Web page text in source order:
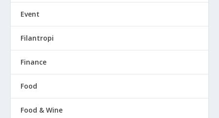
Event
Filantropi
Finance
Food
Food & Wine